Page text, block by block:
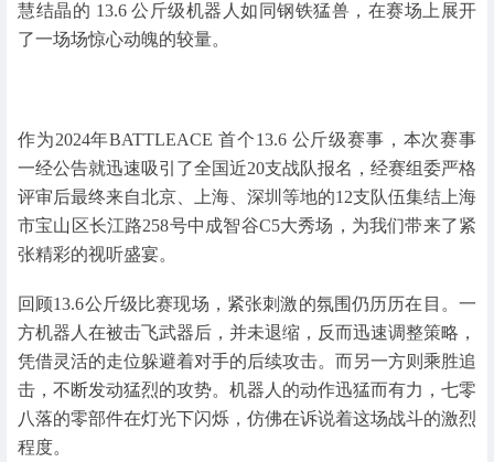
慧结晶的 13.6 公斤级机器人如同钢铁猛兽，在赛场上展开
了一场场惊心动魄的较量。
作为2024年BATTLEACE 首个13.6 公斤级赛事，本次赛事
一经公告就迅速吸引了全国近20支战队报名，经赛组委严格
评审后最终来自北京、上海、深圳等地的12支队伍集结上海
市宝山区长江路258号中成智谷C5大秀场，为我们带来了紧
张精彩的视听盛宴。
回顾13.6公斤级比赛现场，紧张刺激的氛围仍历历在目。一
方机器人在被击飞武器后，并未退缩，反而迅速调整策略，
凭借灵活的走位躲避着对手的后续攻击。而另一方则乘胜追
击，不断发动猛烈的攻势。机器人的动作迅猛而有力，七零
八落的零部件在灯光下闪烁，仿佛在诉说着这场战斗的激烈
程度。